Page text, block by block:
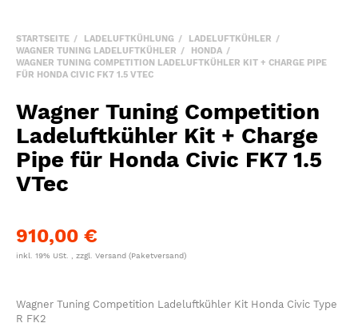
STARTSEITE LADELUFTKÜHLUNG
LADELUFTKÜHLER
WAGNER TUNING LADELUFTKÜHLER
HONDA
WAGNER TUNING COMPETITION LADELUFTKÜHLER KIT + CHARGE PIPE
FÜR HONDA CIVIC FK7 1.5 VTEC
Wagner Tuning Competition
Ladeluftkühler Kit + Charge
Pipe für Honda Civic FK7 1.5
VTec
910,00 €
inkl. 19% USt. , zzgl. Versand (Paketversand)
Wagner Tuning Competition Ladeluftkühler Kit Honda Civic Type
R FK2